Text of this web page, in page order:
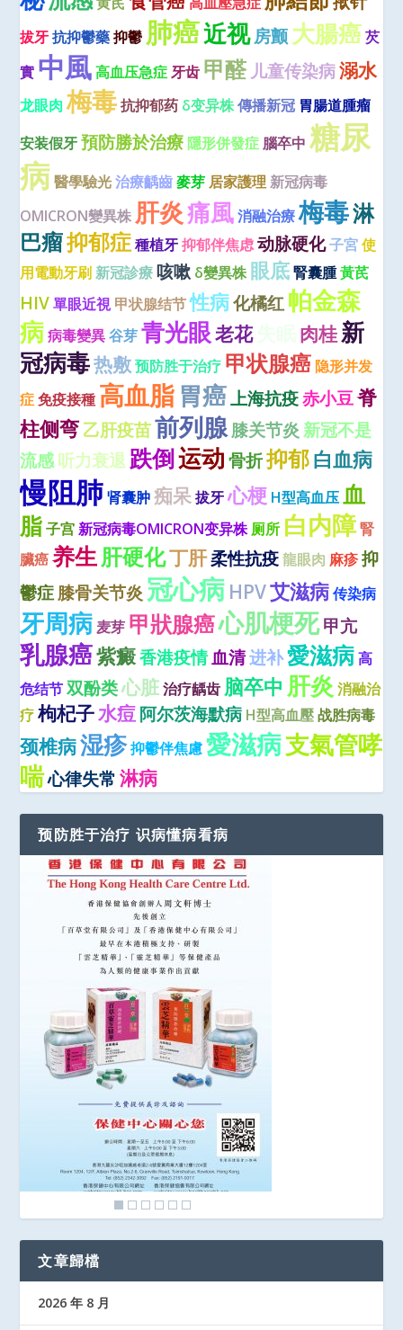
拔牙 抗抑鬱藥 抑鬱 肺癌近视房颤大腸癌 芡
實 中風 高血压急症 牙齿 甲醛 儿童传染病溺水
龙眼肉 梅毒 抗抑郁药 δ变异株傳播新冠 胃腸道腫瘤
安装假牙 預防勝於治療 隱形併發症 腦卒中 糖尿
病 醫學驗光 治療齲齒 麥芽 居家護理 新冠病毒
OMICRON變異株 肝炎痛風 消融治療 梅毒淋
巴瘤抑郁症 種植牙 抑郁伴焦虑动脉硬化子宮 使
用電動牙刷 新冠診療 咳嗽 δ變異株 眼底 腎囊腫黃芪
HIV 單眼近視 甲状腺结节 性病化橘红帕金森
病 病毒變異 谷芽 青光眼老花 肉桂新
冠病毒热敷 预防胜于治疗 甲状腺癌 隐形并发
症 免疫接種 高血脂胃癌上海抗疫赤小豆脊
柱侧弯乙肝疫苗前列腺膝关节炎 新冠不是
流感听力衰退跌倒运动 骨折抑郁白血病
慢阻肺 肾囊肿 痴呆 拔牙 心梗 H型高血压 血
脂 子宫 新冠病毒OMICRON变异株 厕所 白内障腎
臟癌 养生肝硬化丁肝柔性抗疫 龍眼肉 麻疹抑
鬱症膝骨关节炎 冠心病 HPV艾滋病 传染病
牙周病 麦芽 甲狀腺癌心肌梗死甲亢
乳腺癌紫癜香港疫情血清进补愛滋病 高
危结节 双酚类心脏 治疗龋齿 脑卒中 肝炎 消融治
疗 枸杞子水痘阿尔茨海默病 H型高血壓 战胜病毒
颈椎病湿疹抑鬱伴焦慮 愛滋病支氣管哮
喘心律失常 淋病
预防胜于治疗 识病懂病看病
文章歸檔
2026 年 8 月